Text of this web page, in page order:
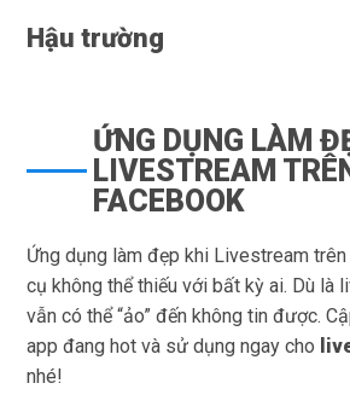
Hậu trường
ỨNG DỤNG LÀM
LIVESTREAM
FACEBOOK
Ứng dụng làm đẹp khi Livestream
cụ không thể thiếu với bất kỳ ai. Dù là
vẫn có thể “ảo” đến không tin được.
app đang hot và sử dụng ngay cho
nhé!